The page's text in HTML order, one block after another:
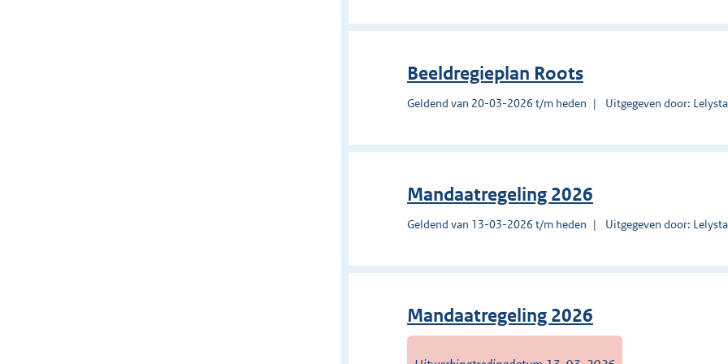
Beeldregieplan Roots
Geldend van 20-03-2026 t/m heden Uitgegeven door:
Mandaatregeling 2026
Geldend van 13-03-2026 t/m heden Uitgegeven door:
Mandaatregeling 2026